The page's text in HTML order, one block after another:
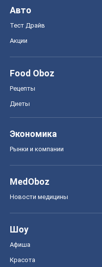
Авто
Тест Драйв
Акции
Food Oboz
Рецепты
Диеты
Экономика
Рынки и компании
MedOboz
Новости медицины
Шоу
Афиша
Красота